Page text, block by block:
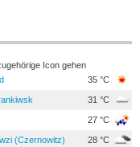
Icon gehen
35 °C
31 °C
27 °C
(Czernowitz) 28 °C